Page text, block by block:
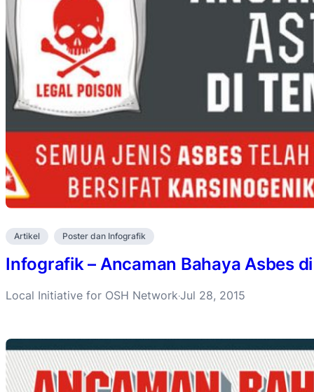
Artikel Poster dan Infografik
Infografik – Ancaman Bahaya Asbes
Local Initiative for OSH Network·Jul 28, 2015